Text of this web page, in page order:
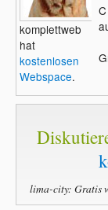
komplettweb
hat
kostenlosen
Webspace.
lima-city: Gratis